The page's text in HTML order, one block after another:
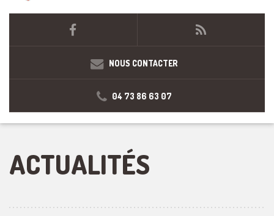
NOUS CONTACTER
04 73 86 63 07
ACTUALITÉS